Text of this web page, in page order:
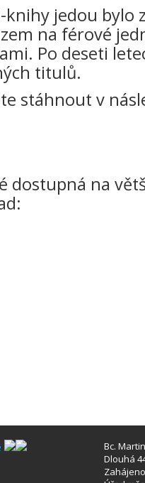
knihy jedou bylo
na férové
Po deseti
titulů.
stáhnout v
dostupná na
Bc.
Dlouhá